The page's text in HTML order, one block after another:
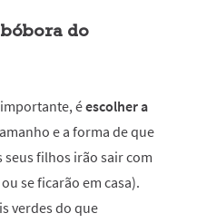
do
éescolher a
e a forma de que
seus filhos irão sair com
se ficarão em casa).
verdes do que